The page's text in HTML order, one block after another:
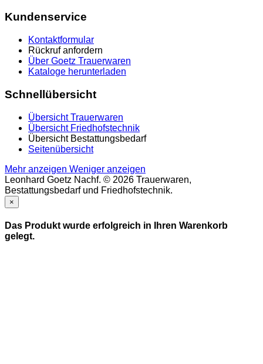
Kundenservice
Kontaktformular
Rückruf anfordern
Über Goetz Trauerwaren
Kataloge herunterladen
Schnellübersicht
Übersicht Trauerwaren
Übersicht Friedhofstechnik
Übersicht Bestattungsbedarf
Seitenübersicht
Mehr anzeigen Weniger anzeigen
Leonhard Goetz Nachf. © 2026 Trauerwaren,
Bestattungsbedarf und Friedhofstechnik.
×
Das Produkt wurde erfolgreich in Ihren Warenkorb
gelegt.